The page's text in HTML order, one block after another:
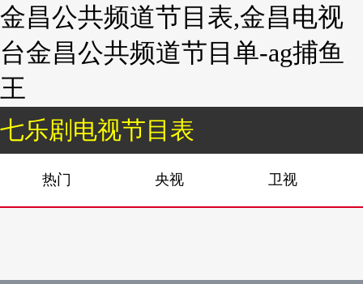
金昌公共频道节目表,金昌电视
台金昌公共频道节目单-ag捕鱼
王
七乐剧电视节目表
热门 央视 卫视